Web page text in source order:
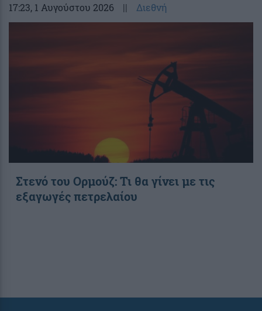
17:23, 1 Αυγούστου 2026 || Διεθνή
Στενό του Ορμούζ: Τι θα γίνει με τις
εξαγωγές πετρελαίου